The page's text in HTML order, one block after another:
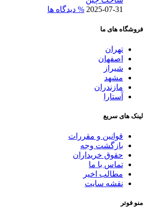
2025-07-31 % دیدگاه ها
فروشگاه های ما
تهران
اصفهان
شیراز
مشهد
مازندران
آستارا
لینک های سریع
قوانین و مقررات
بازگشت وجه
حقوق خریداران
تماس با ما
مطالب اخیر
نقشه سایت
منو فوتر